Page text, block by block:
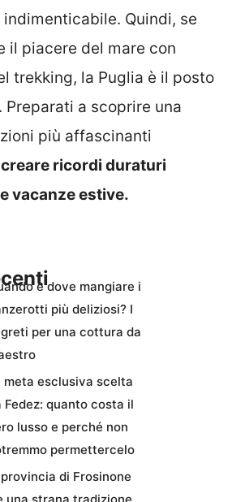
indimenticabile. Quindi, se
il piacere del mare con
trekking, la Puglia è il posto
Preparati a scoprire una
più affascinanti
creare ricordi duraturi
vacanze estive.
e dove mangiare i
più deliziosi? I
per una cottura da
meta esclusiva scelta
Fedez: quanto costa il
lusso e perché non
permettercelo
di Frosinone